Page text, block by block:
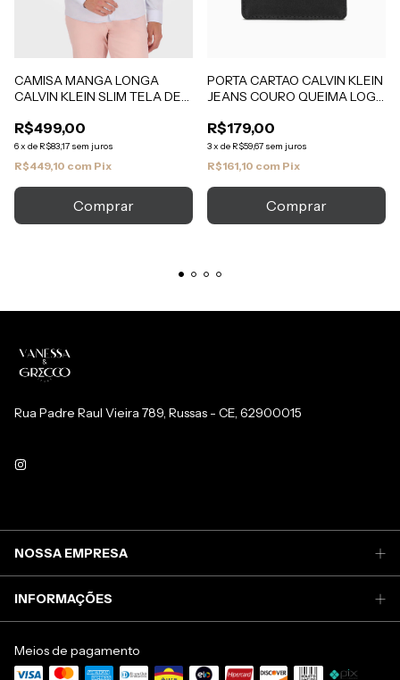
CAMISA MANGA LONGA
CALVIN KLEIN SLIM TELA DE
R$499,00
6x de R$83,17 sem juros
R$449,10 com Pix
Comprar
PORTA CARTAO CALVIN KLEIN
JEANS COURO QUEIMA LOGO
R$179,00
3x de R$59,67 sem juros
R$161,10 com Pix
Rua Padre Raul Vieira 789, Russas - CE, 62900015
NOSSA EMPRESA
INFORMAÇÕES
Meios de pagamento